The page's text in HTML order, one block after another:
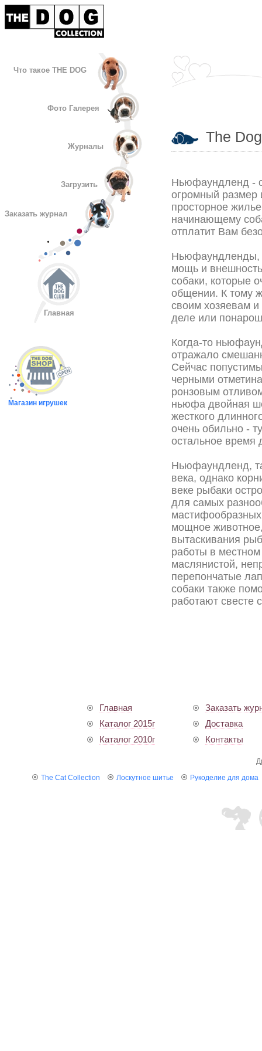
Что такое THE DOG
Фото Галерея
Журналы
Загрузить
Заказать журнал
Главная
Магазин игрушек
The
Ньюфаундленд -
огромный размер
просторное
начинающему
отплатит Вам
Ньюфаундленды,
мощь и
собаки, которые
общении. К тому
своим хозяевам
деле или
Когда-то
отражало
Сейчас
черными
ронзовым
ньюфа двойная
жесткого
очень обильно -
остальное время
Ньюфаундленд,
века, однако
веке рыбаки
для самых
мощное
вытаскивания
работы в
маслянистой,
перепончатые
собаки также
работают свесте
Главная
Каталог 2015г
Каталог 2010г
Заказать
Доставка
Контакты
The Cat Collection
Лоскутное шитье Рукоделие для дома